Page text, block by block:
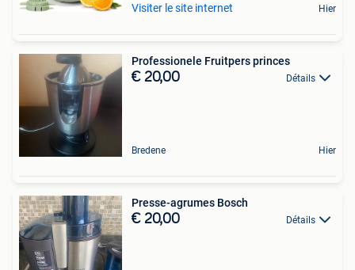
Visiter le site internet Hier
Professionele Fruitpers princes
€ 20,00 Détails
Bredene Hier
Presse-agrumes Bosch
€ 20,00 Détails